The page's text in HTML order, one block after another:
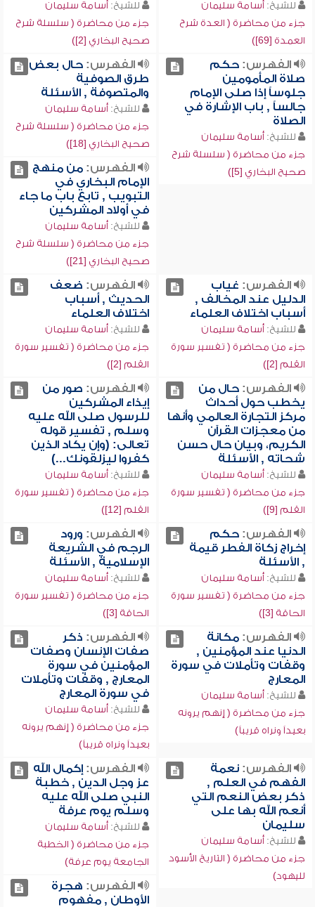
للشيخ: أسامة سليمان
جزء من محاضرة ( العدة شرح
العمدة [69])
للشيخ: أسامة سليمان
جزء من محاضرة ( سلسلة شرح
صحيح البخاري [2])
الفهرس:حكم
صلاة المأمومين
جلوساً إذا صلى الإمام
جالساً , باب الإشارة في
الصلاة
للشيخ: أسامة سليمان
جزء من محاضرة ( سلسلة شرح
صحيح البخاري [5])
الفهرس:حال بعض
طرق الصوفية
والمتصوفة , الأسئلة
للشيخ: أسامة سليمان
جزء من محاضرة ( سلسلة شرح
صحيح البخاري [18])
الفهرس:من منهج
الإمام البخاري في
التبويب , تابع باب ما جاء
في أولاد المشركين
للشيخ: أسامة سليمان
جزء من محاضرة ( سلسلة شرح
صحيح البخاري [21])
الفهرس: غياب
الدليل عند المخالف ,
أسباب اختلاف العلماء
للشيخ: أسامة سليمان
جزء من محاضرة ( تفسير سورة
القلم [2])
الفهرس: ضعف
الحديث , أسباب
اختلاف العلماء
للشيخ: أسامة سليمان
جزء من محاضرة ( تفسير سورة
القلم [2])
الفهرس:حال من
يخطب حول أحداث
مركز التجارة العالمي وأنها
من معجزات القرآن
الكريم، وبيان حال حسن
شحاته , الأسئلة
للشيخ: أسامة سليمان
جزء من محاضرة ( تفسير سورة
القلم [9])
الفهرس: صور من
إيذاء المشركين
للرسول صلى الله عليه
وسلم , تفسير قوله
تعالى: (وإن يكاد الذين
كفروا ليزلقونك...)
للشيخ: أسامة سليمان
جزء من محاضرة ( تفسير سورة
القلم [12])
الفهرس:حكم
إخراج زكاة الفطر قيمة
, الأسئلة
للشيخ: أسامة سليمان
جزء من محاضرة ( تفسير سورة
الحاقة [3])
الفهرس: ورود
الرجم في الشريعة
الإسلامية , الأسئلة
للشيخ: أسامة سليمان
جزء من محاضرة ( تفسير سورة
الحاقة [3])
الفهرس:مكانة
الدنيا عند المؤمنين ,
وقفات وتأملات في سورة
المعارج
للشيخ: أسامة سليمان
جزء من محاضرة ( إنهم يرونه
بعيداً ونراه قريباً)
الفهرس: ذكر
صفات الإنسان وصفات
المؤمنين في سورة
المعارج , وقفات وتأملات
في سورة المعارج
للشيخ: أسامة سليمان
جزء من محاضرة ( إنهم يرونه
بعيداً ونراه قريباً)
الفهرس:نعمة
الفهم في العلم ,
ذكر بعض النعم التي
أنعم الله بها على
سليمان
للشيخ: أسامة سليمان
جزء من محاضرة ( التاريخ الأسود
لليهود)
الفهرس:إكمال الله
عز وجل الدين , خطبة
النبي صلى الله عليه
وسلم يوم عرفة
للشيخ: أسامة سليمان
جزء من محاضرة ( الخطبة
الجامعة يوم عرفة)
الفهرس: هجرة
الأوطان , مفهوم